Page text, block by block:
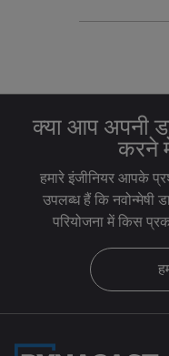
क्या आप अपनी
करने
हमारे इंजीनियर आपके
उपलब्ध हैं कि नवोन्मेषी
परियोजना में किस